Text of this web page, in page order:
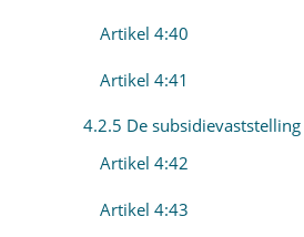
Artikel 4:40
Artikel 4:41
4.2.5 De
Artikel 4:42
Artikel 4:43